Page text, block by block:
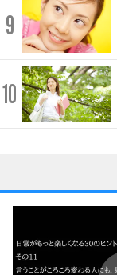
9
10
1